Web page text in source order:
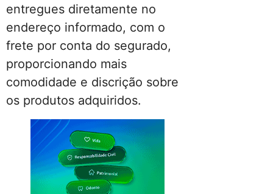
entregues diretamente no
endereço informado, com o
frete por conta do segurado,
proporcionando mais
comodidade e discrição sobre
os produtos adquiridos.